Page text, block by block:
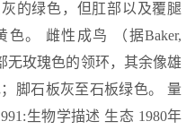
的绿色，但肛部以及覆腿
。 雌性成鸟 （据Baker,
无玫瑰色的领环，其余像雄
脚石板灰至石板绿色。 量
生物学描述 生态 1980年